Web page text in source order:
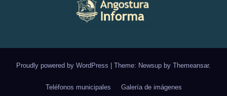
Proudly powered by WordPress | Theme: Newsup by Themeansar.
Teléfonos municipales Galería de imágenes